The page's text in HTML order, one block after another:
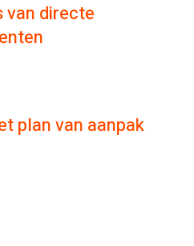
van directe
plan van aanpak